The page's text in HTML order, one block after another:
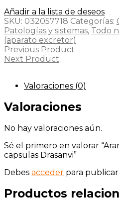
Añadir a la lista de deseos
SKU: 032057718 Categorías:
Patologías y sistemas, Todo
(aparato excretor)
Previous Product
Next Product
Valoraciones (0)
Valoraciones
No hay valoraciones aún.
Sé el primero en valorar
capsulas Drasanvi”
Debes acceder para
Productos